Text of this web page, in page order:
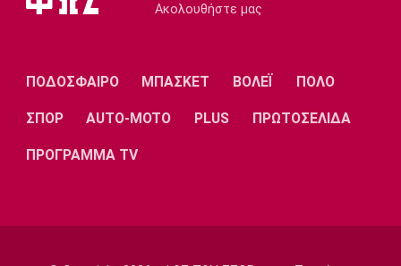
Μπορούσια
Παρί Σεν
Μαρσέιγ
Ακολουθήστε μας
ΠΟΔΟΣΦΑΙΡΟ ΜΠΑΣΚΕΤ ΒΟΛΕΪ ΠΟΛΟ
ΣΠΟΡ AUTO-MOTO PLUS ΠΡΩΤΟΣΕΛΙΔΑ
ΠΡΟΓΡΑΜΜΑ TV